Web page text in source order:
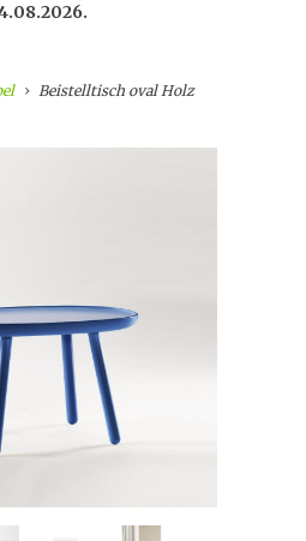
Beistelltisch oval Holz